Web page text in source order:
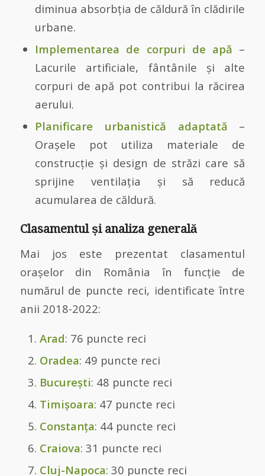
diminua absorbția de căldură în clădirile
urbane.
Implementarea de corpuri de apă –
Lacurile artificiale, fântânile și alte
corpuri de apă pot contribui la răcirea
aerului.
Planificare urbanistică adaptată –
Orașele pot utiliza materiale de
construcție și design de străzi care să
sprijine ventilația și să reducă
acumularea de căldură.
Clasamentul și analiza generală
Mai jos este prezentat clasamentul
orașelor din România în funcție de
numărul de puncte reci, identificate între
anii 2018-2022:
Arad: 76 puncte reci
Oradea: 49 puncte reci
București: 48 puncte reci
Timișoara: 47 puncte reci
Constanța: 44 puncte reci
Craiova: 31 puncte reci
Cluj-Napoca: 30 puncte reci